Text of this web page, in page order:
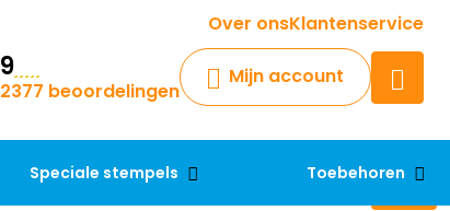
Over onsKlantenservice
9
2377 beoordelingen
Mijn account
Speciale stempels Toebehoren
Krijg een antwoord op uw vraag
Chatbot
Chat 24/7 met onze chatbot
Contact